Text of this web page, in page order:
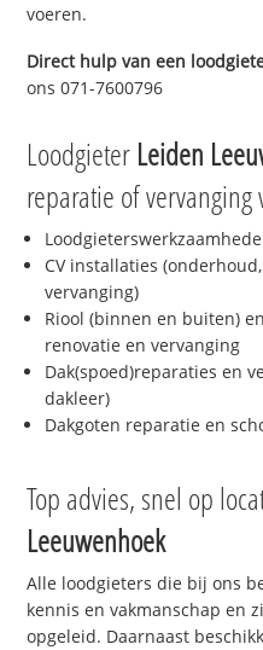
voeren.
Direct hulp van een
ons 071-7600796
Loodgieter Leiden
reparatie of vervanging
CV installaties
vervanging)
Riool (binnen en buiten)
renovatie en vervanging
Dak(spoed)reparaties en
dakleer)
Dakgoten reparatie en
Top advies, snel op
Leeuwenhoek
Alle loodgieters die bij ons
kennis en vakmanschap en
opgeleid. Daarnaast